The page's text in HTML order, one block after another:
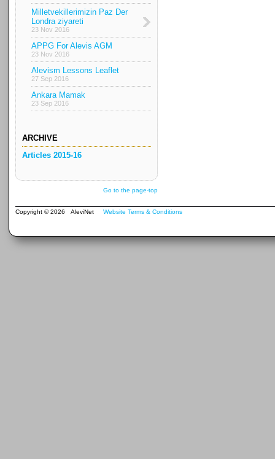
Milletvekillerimizin Paz Der
Londra ziyareti
23 Nov 2016
APPG For Alevis AGM
23 Nov 2016
Alevism Lessons Leaflet
27 Sep 2016
Ankara Mamak
23 Sep 2016
ARCHIVE
Articles 2015-16
Go to the page-top
Copyright © 2026 AleviNet Website Terms & Conditions